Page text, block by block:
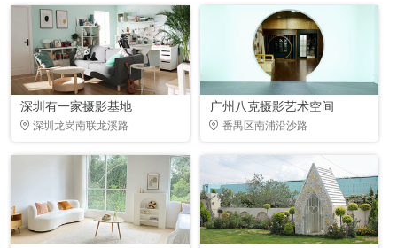
深圳有一家摄影基地
深圳龙岗南联龙溪路
广州八克摄影艺术空间
番禺区南浦沿沙路